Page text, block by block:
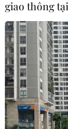
CƠ QUAN CHỦ QUẢN:
Tổng Biên tập:
Phó Tổng Biên
THỦY
Sở hữu trí tuệ
giao thông